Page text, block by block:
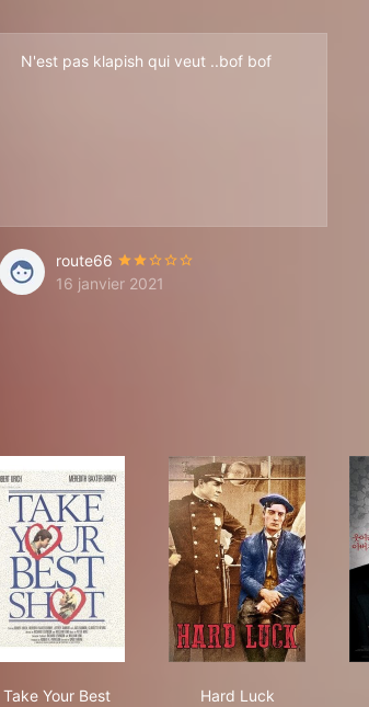
pas trop inclus. Dommage, il y avait matière à...
N'est pas klapish qui veut ..bof bof
route66
16 janvier 2021
Take Your Best
Hard Luck